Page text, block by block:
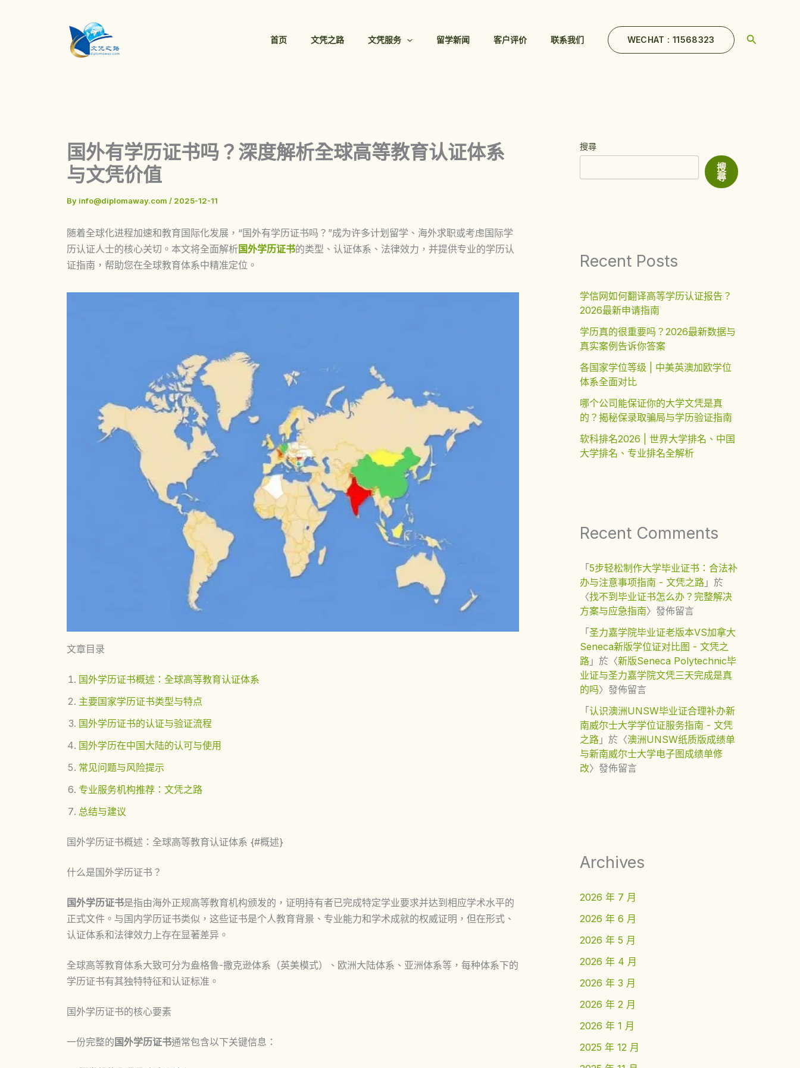
首页 文凭之路 文凭服务 留学新闻 客户评价 联系我们 WECHAT : 11568323 Search
国外有学历证书吗？深度解析全球高等教育认证体系
与文凭价值
By info@diplomaway.com / 2025-12-11
随着全球化进程加速和教育国际化发展，“国外有学历证书吗？”成为许多计划留学、海外求职或考虑国际学
历认证人士的核心关切。本文将全面解析国外学历证书的类型、认证体系、法律效力，并提供专业的学历认
证指南，帮助您在全球教育体系中精准定位。
文章目录
国外学历证书概述：全球高等教育认证体系
主要国家学历证书类型与特点
国外学历证书的认证与验证流程
国外学历在中国大陆的认可与使用
常见问题与风险提示
专业服务机构推荐：文凭之路
总结与建议
国外学历证书概述：全球高等教育认证体系 {#概述}
什么是国外学历证书？
国外学历证书是指由海外正规高等教育机构颁发的，证明持有者已完成特定学业要求并达到相应学术水平的
正式文件。与国内学历证书类似，这些证书是个人教育背景、专业能力和学术成就的权威证明，但在形式、
认证体系和法律效力上存在显著差异。
全球高等教育体系大致可分为盎格鲁-撒克逊体系（英美模式）、欧洲大陆体系、亚洲体系等，每种体系下的
学历证书有其独特特征和认证标准。
国外学历证书的核心要素
一份完整的 国外学历证书通常包含以下关键信息：
搜尋
搜
尋
Recent Posts
学信网如何翻译高等学历认证报告？
2026最新申请指南
学历真的很重要吗？2026最新数据与
真实案例告诉你答案
各国家学位等级 | 中美英澳加欧学位
体系全面对比
哪个公司能保证你的大学文凭是真
的？揭秘保录取骗局与学历验证指南
软科排名2026 | 世界大学排名、中国
大学排名、专业排名全解析
Recent Comments
「5步轻松制作大学毕业证书：合法补
办与注意事项指南 - 文凭之路 」於
〈找不到毕业证书怎么办？完整解决
方案与应急指南〉發佈留言
「圣力嘉学院毕业证老版本VS加拿大
Seneca新版学位证对比图 - 文凭之
路 」於〈新版Seneca Polytechnic毕
业证与圣力嘉学院文凭三天完成是真
的吗〉發佈留言
「认识澳洲UNSW毕业证合理补办新
南威尔士大学学位证服务指南 - 文凭
之路 」於〈澳洲UNSW纸质版成绩单
与新南威尔士大学电子图成绩单修
改〉發佈留言
Archives
2026 年 7 月
2026 年 6 月
2026 年 5 月
2026 年 4 月
2026 年 3 月
2026 年 2 月
2026 年 1 月
2025 年 12 月